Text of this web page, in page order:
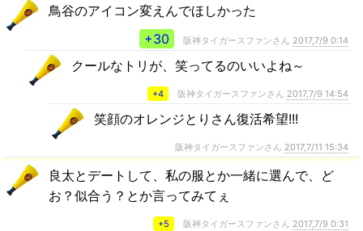
鳥谷のアイコン変えんでほしかった
+30
阪神タイガースファンさん 2017,7/9 0:14
クールなトリが、笑ってるのいいよね～
+4 阪神タイガースファンさん 2017,7/9 14:54
笑顔のオレンジとりさん復活希望!!!
阪神タイガースファンさん 2017,7/11 15:34
良太とデートして、私の服とか一緒に選んで、ど
お？似合う？とか言ってみてぇ
+5 阪神タイガースファンさん 2017,7/9 0:31